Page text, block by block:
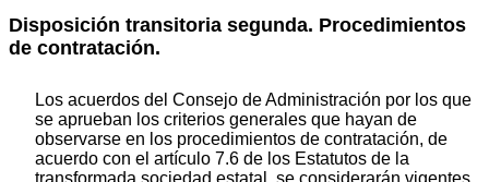
Disposición transitoria segunda. Procedimientos
de contratación.
Los acuerdos del Consejo de Administración por los que
se aprueban los criterios generales que hayan de
observarse en los procedimientos de contratación, de
acuerdo con el artículo 7.6 de los Estatutos de la
transformada sociedad estatal, se considerarán vigentes,